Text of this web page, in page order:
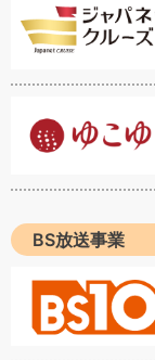
BS放送事業